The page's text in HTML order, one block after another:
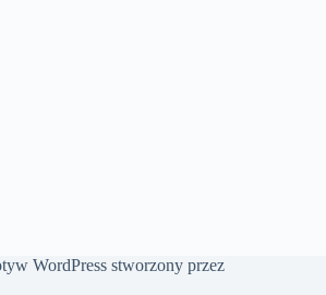
WordPress stworzony przez